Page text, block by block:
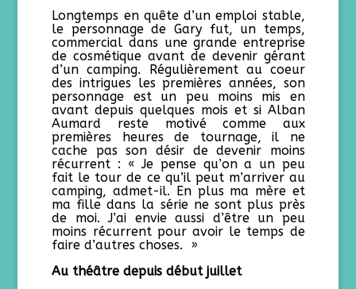
Longtemps en quête d’un emploi stable,
le personnage de Gary fut, un temps,
commercial dans une grande entreprise
de cosmétique avant de devenir gérant
d’un camping. Régulièrement au coeur
des intrigues les premières années, son
personnage est un peu moins mis en
avant depuis quelques mois et si Alban
Aumard reste motivé comme aux
premières heures de tournage, il ne
cache pas son désir de devenir moins
récurrent : « Je pense qu’on a un peu
fait le tour de ce qu’il peut m’arriver au
camping, admet-il. En plus ma mère et
ma fille dans la série ne sont plus près
de moi. J’ai envie aussi d’être un peu
moins récurrent pour avoir le temps de
faire d’autres choses. »
Au théâtre depuis début juillet